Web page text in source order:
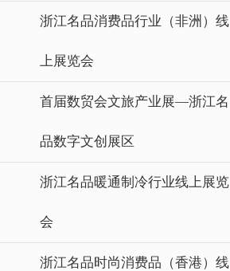
浙江名品消费品行业（非洲）线
上展览会
首届数贸会文旅产业展—浙江名
品数字文创展区
浙江名品暖通制冷行业线上展览
会
浙江名品时尚消费品（香港）线